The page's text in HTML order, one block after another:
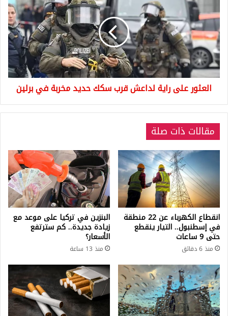
راية
لداعش
قرب
سكك
حديد
مخربة
في
برلينالعثور على راية لداعش قرب سكك حديد مخربة في برلين
مقالات ذات صلة
انقطاع الكهرباء عن 22 منطقة
في إسطنبول.. التيار ينقطع
حتى 9 ساعات
منذ 6 دقائق
البنزين في تركيا على موعد مع
زيادة جديدة.. كم سترتفع
الأسعار؟
منذ 13 ساعة